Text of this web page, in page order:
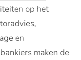
op het
en
maken de